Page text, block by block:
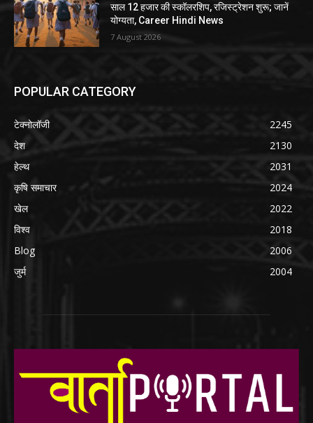
साल 12 हजार की स्कॉलरशिप, रजिस्ट्रेशन शुरू; जानें
योग्यता, Career Hindi News
7 August 2026
POPULAR CATEGORY
टेक्नोलॉजी
2245
देश
2130
हेल्थ
2031
कृषि समाचार
2024
खेल
2022
विश्व
2018
Blog
2006
जुर्म
2004